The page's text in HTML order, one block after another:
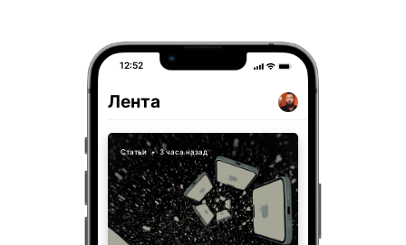
12:52
Лента
Статьи • 3 часа назад